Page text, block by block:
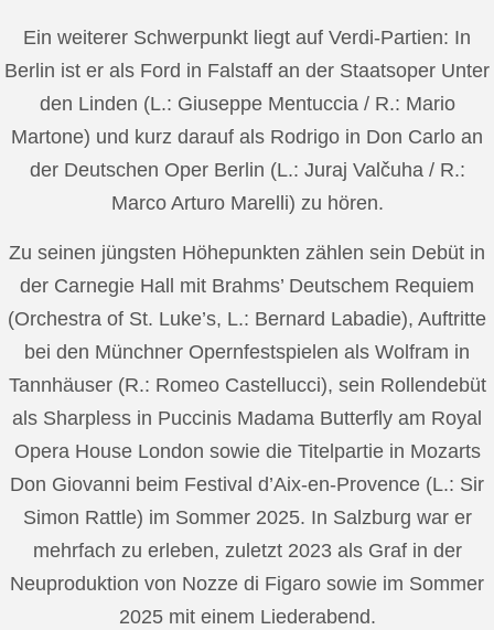
Ein weiterer Schwerpunkt liegt auf Verdi-Partien: In
Berlin ist er als Ford in Falstaff an der Staatsoper Unter
den Linden (L.: Giuseppe Mentuccia / R.: Mario
Martone) und kurz darauf als Rodrigo in Don Carlo an
der Deutschen Oper Berlin (L.: Juraj Valčuha / R.:
Marco Arturo Marelli) zu hören.
Zu seinen jüngsten Höhepunkten zählen sein Debüt in
der Carnegie Hall mit Brahms’ Deutschem Requiem
(Orchestra of St. Luke’s, L.: Bernard Labadie), Auftritte
bei den Münchner Opernfestspielen als Wolfram in
Tannhäuser (R.: Romeo Castellucci), sein Rollendebüt
als Sharpless in Puccinis Madama Butterfly am Royal
Opera House London sowie die Titelpartie in Mozarts
Don Giovanni beim Festival d’Aix-en-Provence (L.: Sir
Simon Rattle) im Sommer 2025. In Salzburg war er
mehrfach zu erleben, zuletzt 2023 als Graf in der
Neuproduktion von Nozze di Figaro sowie im Sommer
2025 mit einem Liederabend.